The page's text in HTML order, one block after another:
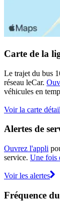
Carte de la
Le trajet du bus
réseau leCar.
véhicules en
Voir la carte
Alertes de
Ouvrez l'appli
service. Une fois
Voir les alertes
Fréquence